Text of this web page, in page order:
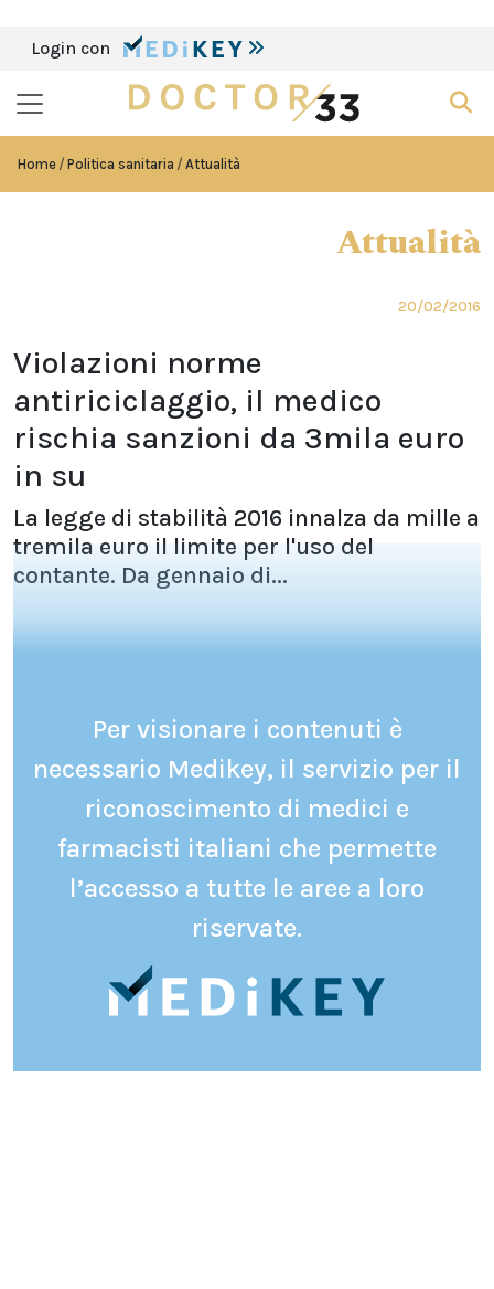
Login con
Home Politica sanitaria Attualità
Attualità
20/02/2016
Violazioni norme
antiriciclaggio, il medico
rischia sanzioni da 3mila euro
in su
La legge di stabilità 2016 innalza da mille a
tremila euro il limite per l'uso del
contante. Da gennaio di...
Per visionare i contenuti è
necessario Medikey, il servizio per il
riconoscimento di medici e
farmacisti italiani che permette
l’accesso a tutte le aree a loro
riservate.